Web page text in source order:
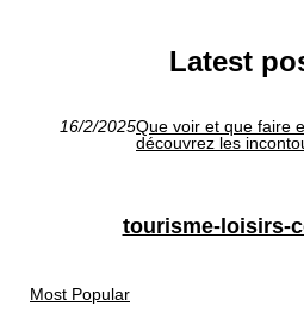
Latest
16/2/2025Que voir et que faire
découvrez les
tourisme-loisirs-
Most Popular